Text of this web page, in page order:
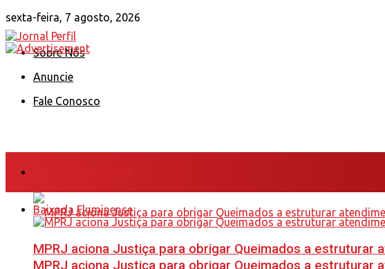
sexta-feira, 7 agosto, 2026
Sobre Nós
Anuncie
Fale Conosco
MPRJ aciona Justiça para obrigar Queimados a estruturar
Baixada Fluminense
MPRJ aciona Justiça para obrigar Queimados a estruturar